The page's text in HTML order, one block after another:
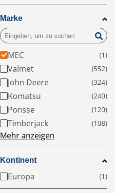
Marke
MEC
Valmet
John Deere
Komatsu
Ponsse
Timberjack
Mehr anzeigen
Kontinent
Europa